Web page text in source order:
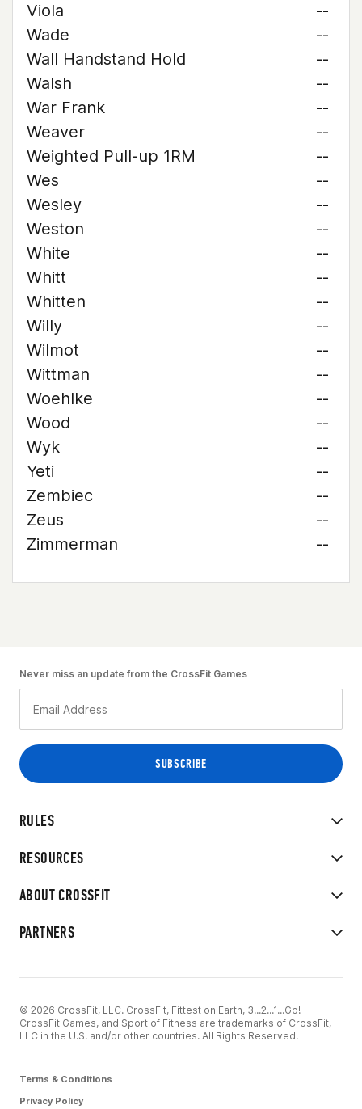
Viola
--
Wade
--
Wall Handstand Hold
--
Walsh
--
War Frank
--
Weaver
--
Weighted Pull-up 1RM
--
Wes
--
Wesley
--
Weston
--
White
--
Whitt
--
Whitten
--
Willy
--
Wilmot
--
Wittman
--
Woehlke
--
Wood
--
Wyk
--
Yeti
--
Zembiec
--
Zeus
--
Zimmerman
--
RULES
RESOURCES
ABOUT CROSSFIT
PARTNERS
Never miss an update from the CrossFit Games
© 2026 CrossFit, LLC. CrossFit, Fittest on Earth, 3...2...1...Go!
CrossFit Games, and Sport of Fitness are trademarks of CrossFit,
LLC in the U.S. and/or other countries. All Rights Reserved.
Terms & Conditions
Privacy Policy